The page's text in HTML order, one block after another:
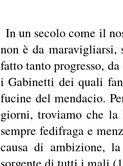
In un secolo come il
non è da maravigliarsi,
fatto tanto progresso,
i Gabinetti dei quali
fucine del mendacio.
giorni, troviamo che la
sempre fedifraga e
causa di ambizione,